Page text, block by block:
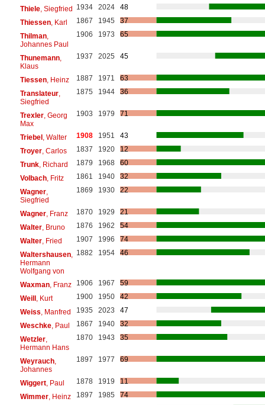
Thiele, Siegfried 1934 2024
48
Thiessen, Karl 1867 1945
37
Thilman,
Johannes Paul
1906 1973 65
Thunemann,
Klaus
1937 2025 45
Tiessen, Heinz 1887 1971
63
Translateur,
Siegfried
1875 1944 36
Trexler, Georg
Max
1903 1979 71
Triebel, Walter 1908 1951
43
Troyer, Carlos 1837 1920
12
Trunk, Richard 1879 1968
60
Volbach, Fritz 1861 1940
32
Wagner,
Siegfried
1869 1930 22
Wagner, Franz 1870 1929
21
Walter, Bruno 1876 1962
54
Walter, Fried 1907 1996
74
Waltershausen,
Hermann
Wolfgang von
1882 1954 46
Waxman, Franz 1906 1967
59
Weill, Kurt 1900 1950
42
Weiss , Manfred 1935 2023
47
Weschke, Paul 1867 1940
32
Wetzler,
Hermann Hans
1870 1943 35
Weyrauch,
Johannes
1897 1977 69
Wiggert, Paul 1878 1919
11
Wimmer, Heinz 1897 1985
74